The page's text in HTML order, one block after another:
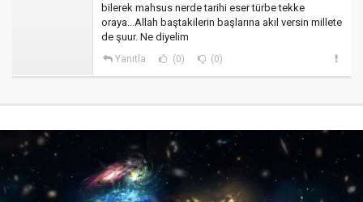
bilerek mahsus nerde tarihi eser türbe tekke
oraya...Allah baştakilerin başlarına akıl versin millete
de şuur. Ne diyelim
Yanıtla (0) (0)